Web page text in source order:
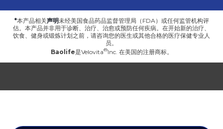
*本产品相关声明未经美国食品药品监督管理局（FDA）或任何监管机构评
估。本产品并非用于诊断、治疗、治愈或预防任何疾病。在开始新的治疗、
饮食、健身或锻炼计划之前，请咨询您的医生或其他合格的医疗保健专业人
员。
Baolife是Velovita Inc. 在美国的注册商标。